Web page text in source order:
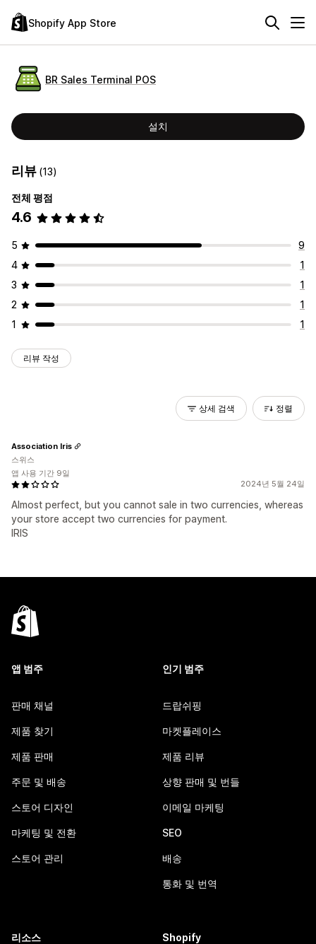
Shopify App Store
BR Sales Terminal POS
설치
리뷰 (13)
전체 평점
4.6
5
9
4
1
3
1
2
1
1
1
리뷰 작성
상세 검색 정렬
2024년 5월 24일
Almost perfect, but you cannot sale in two currencies, whereas
your store accept two currencies for payment.
IRIS
Association Iris
스위스
앱 사용 기간 9일
앱 범주
판매 채널
제품 찾기
제품 판매
주문 및 배송
스토어 디자인
마케팅 및 전환
스토어 관리
인기 범주
드랍쉬핑
마켓플레이스
제품 리뷰
상향 판매 및 번들
이메일 마케팅
SEO
배송
통화 및 번역
리소스 Shopify